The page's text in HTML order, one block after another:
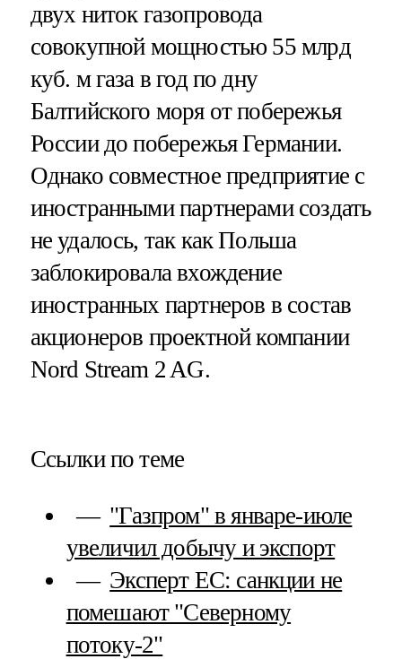
двух ниток газопровода
совокупной мощностью 55 млрд
куб. м газа в год по дну
Балтийского моря от побережья
России до побережья Германии.
Однако совместное предприятие с
иностранными партнерами создать
не удалось, так как Польша
заблокировала вхождение
иностранных партнеров в состав
акционеров проектной компании
Nord Stream 2 AG.
Ссылки по теме
"Газпром" в январе-июле
увеличил добычу и экспорт
Эксперт ЕС: санкции не
помешают "Северному
потоку-2"